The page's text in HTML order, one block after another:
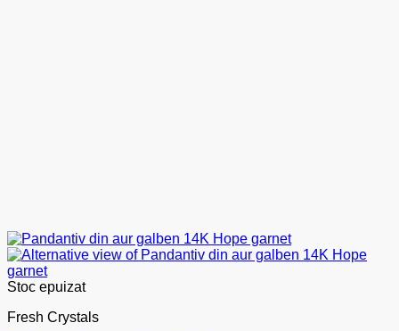
Stoc epuizat
Fresh Crystals